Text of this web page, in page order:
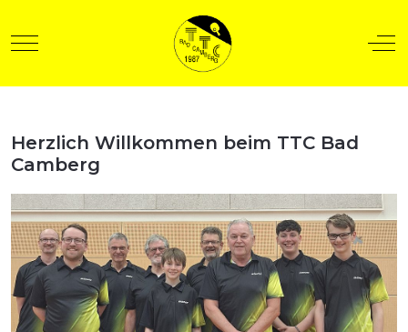
Mobile Menu Toggle
Herzlich Willkommen beim TTC Bad
Camberg
anzeigen